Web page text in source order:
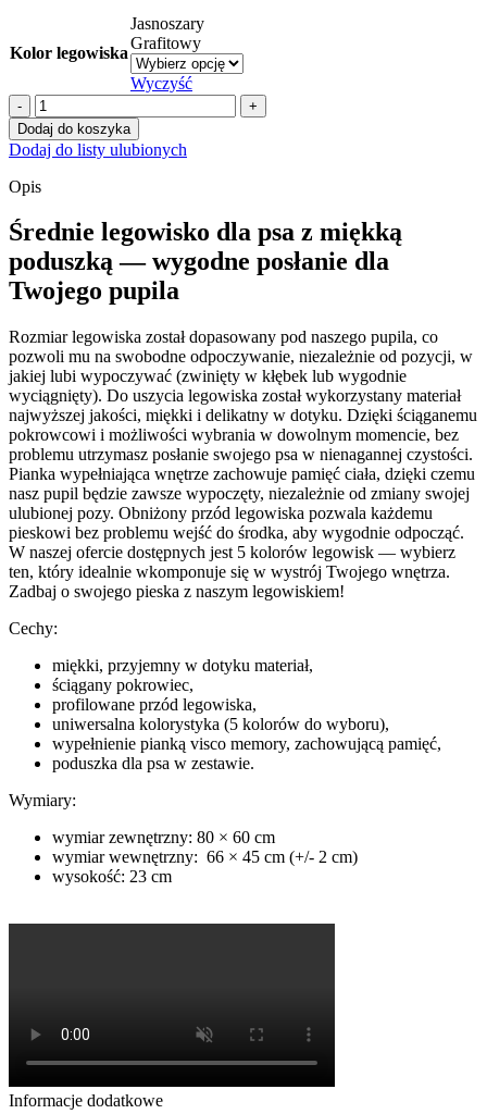
Kolor legowiska
Jasnoszary
Grafitowy
Wyczyść
ilość
Legowisko
średnie
Dodaj do koszyka
Dodaj do listy ulubionych
Opis
Średnie legowisko dla psa z miękką
poduszką — wygodne posłanie dla
Twojego pupila
Rozmiar legowiska został dopasowany pod naszego pupila, co
pozwoli mu na swobodne odpoczywanie, niezależnie od pozycji, w
jakiej lubi wypoczywać (zwinięty w kłębek lub wygodnie
wyciągnięty). Do uszycia legowiska został wykorzystany materiał
najwyższej jakości, miękki i delikatny w dotyku. Dzięki ściąganemu
pokrowcowi i możliwości wybrania w dowolnym momencie, bez
problemu utrzymasz posłanie swojego psa w nienagannej czystości.
Pianka wypełniająca wnętrze zachowuje pamięć ciała, dzięki czemu
nasz pupil będzie zawsze wypoczęty, niezależnie od zmiany swojej
ulubionej pozy. Obniżony przód legowiska pozwala każdemu
pieskowi bez problemu wejść do środka, aby wygodnie odpocząć.
W naszej ofercie dostępnych jest 5 kolorów legowisk — wybierz
ten, który idealnie wkomponuje się w wystrój Twojego wnętrza.
Zadbaj o swojego pieska z naszym legowiskiem!
Cechy:
miękki, przyjemny w dotyku materiał,
ściągany pokrowiec,
profilowane przód legowiska,
uniwersalna kolorystyka (5 kolorów do wyboru),
wypełnienie pianką visco memory, zachowującą pamięć,
poduszka dla psa w zestawie.
Wymiary:
wymiar zewnętrzny: 80 × 60 cm
wymiar wewnętrzny: 66 × 45 cm (+/- 2 cm)
wysokość: 23 cm
Informacje dodatkowe